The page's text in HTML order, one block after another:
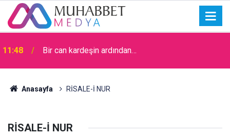
09:00 Zenginlik ve Fakirlikle Olan İmtihan
Anasayfa RİSALE-İ NUR
RİSALE-İ NUR